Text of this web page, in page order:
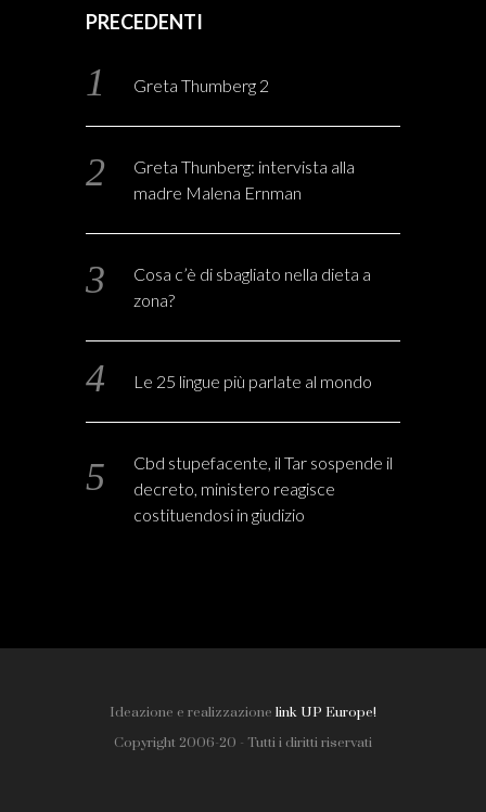
PRECEDENTI
Greta Thumberg 2
Greta Thunberg: intervista alla
madre Malena Ernman
Cosa c’è di sbagliato nella dieta a
zona?
Le 25 lingue più parlate al mondo
Cbd stupefacente, il Tar sospende il
decreto, ministero reagisce
costituendosi in giudizio
Ideazione e realizzazione link UP Europe!
Copyright 2006-20 - Tutti i diritti riservati